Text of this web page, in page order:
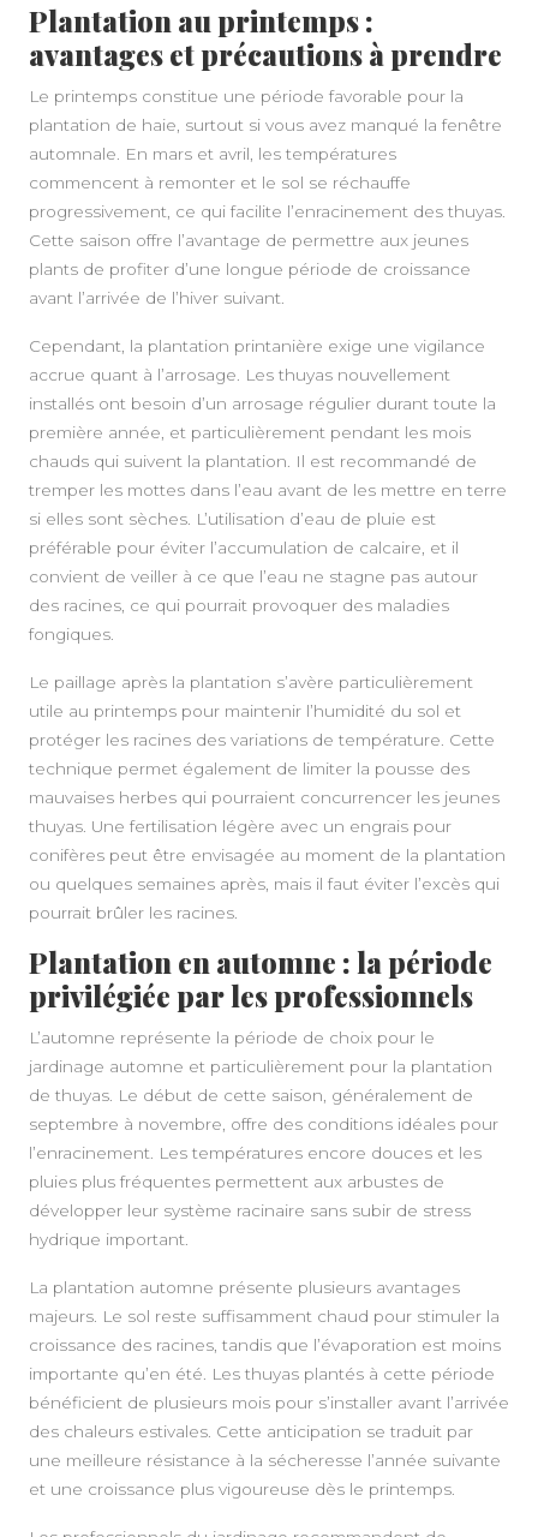
Plantation au printemps :
avantages et précautions à prendre
Le printemps constitue une période favorable pour la
plantation de haie, surtout si vous avez manqué la fenêtre
automnale. En mars et avril, les températures
commencent à remonter et le sol se réchauffe
progressivement, ce qui facilite l’enracinement des thuyas.
Cette saison offre l’avantage de permettre aux jeunes
plants de profiter d’une longue période de croissance
avant l’arrivée de l’hiver suivant.
Cependant, la plantation printanière exige une vigilance
accrue quant à l’arrosage. Les thuyas nouvellement
installés ont besoin d’un arrosage régulier durant toute la
première année, et particulièrement pendant les mois
chauds qui suivent la plantation. Il est recommandé de
tremper les mottes dans l’eau avant de les mettre en terre
si elles sont sèches. L’utilisation d’eau de pluie est
préférable pour éviter l’accumulation de calcaire, et il
convient de veiller à ce que l’eau ne stagne pas autour
des racines, ce qui pourrait provoquer des maladies
fongiques.
Le paillage après la plantation s’avère particulièrement
utile au printemps pour maintenir l’humidité du sol et
protéger les racines des variations de température. Cette
technique permet également de limiter la pousse des
mauvaises herbes qui pourraient concurrencer les jeunes
thuyas. Une fertilisation légère avec un engrais pour
conifères peut être envisagée au moment de la plantation
ou quelques semaines après, mais il faut éviter l’excès qui
pourrait brûler les racines.
Plantation en automne : la période
privilégiée par les professionnels
L’automne représente la période de choix pour le
jardinage automne et particulièrement pour la plantation
de thuyas. Le début de cette saison, généralement de
septembre à novembre, offre des conditions idéales pour
l’enracinement. Les températures encore douces et les
pluies plus fréquentes permettent aux arbustes de
développer leur système racinaire sans subir de stress
hydrique important.
La plantation automne présente plusieurs avantages
majeurs. Le sol reste suffisamment chaud pour stimuler la
croissance des racines, tandis que l’évaporation est moins
importante qu’en été. Les thuyas plantés à cette période
bénéficient de plusieurs mois pour s’installer avant l’arrivée
des chaleurs estivales. Cette anticipation se traduit par
une meilleure résistance à la sécheresse l’année suivante
et une croissance plus vigoureuse dès le printemps.
A PROPOS